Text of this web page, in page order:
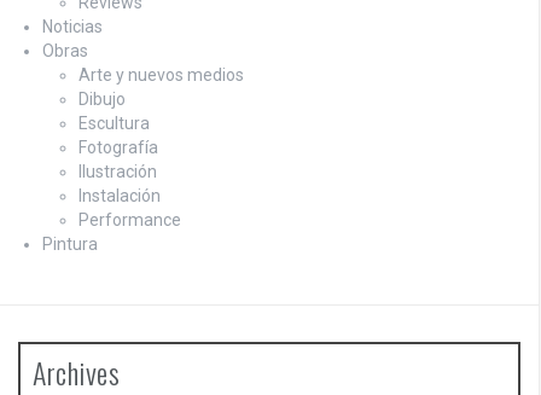
Noticias
Obras
Arte y nuevos medios
Dibujo
Escultura
Fotografía
Ilustración
Instalación
Performance
Pintura
Archives